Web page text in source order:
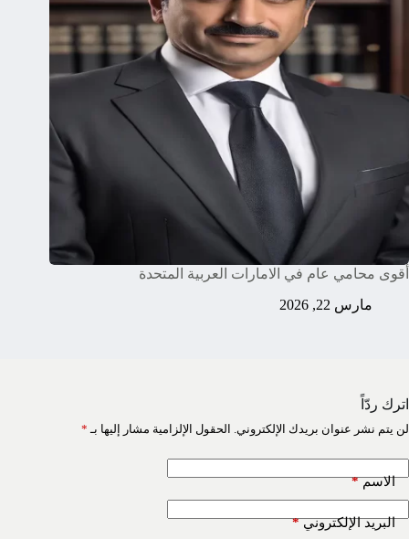
أقوى محامي عام في الامارات العربية المتحدة
مارس 22, 2026
اترك ردّاً
لن يتم نشر عنوان بريدك الإلكتروني. الحقول الإلزامية مشار إليها بـ *
الاسم*
البريد الإلكتروني*